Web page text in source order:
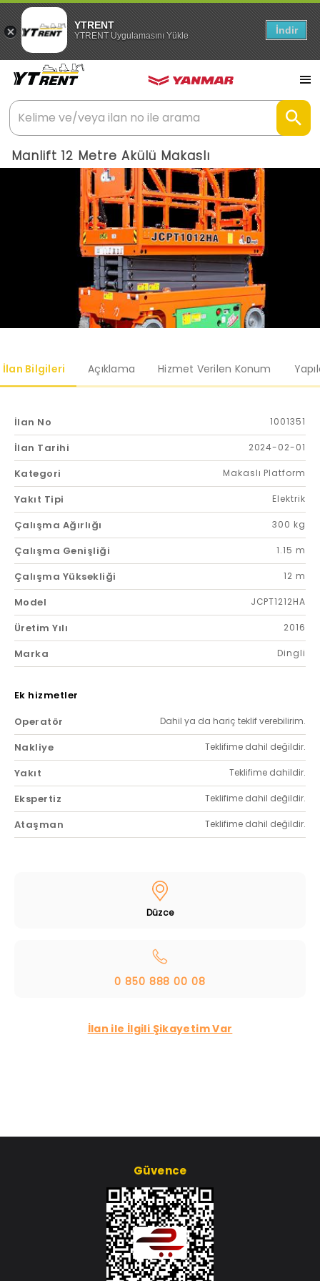
YTRENT
YTRENT Uygulamasını Yükle İndir
Manlift 12 Metre Akülü Makaslı
İlan Bilgileri Açıklama Hizmet Verilen Konum
İlan No 1001351
İlan Tarihi 2024-02-01
Kategori Makaslı Platform
Yakıt Tipi Elektrik
Çalışma Ağırlığı 300 kg
Çalışma Genişliği 1.15 m
Çalışma Yüksekliği 12 m
Model JCPT1212HA
Üretim Yılı 2016
Marka Dingli
Ek hizmetler
Operatör
Dahil ya da hariç teklif verebilirim.
Nakliye Teklifime dahil değildir.
Yakıt Teklifime dahildir.
Ekspertiz Teklifime dahil değildir.
Ataşman Teklifime dahil değildir.
Düzce
0 850 888 00 08
İlan ile İlgili Şikayetim Var
Güvence